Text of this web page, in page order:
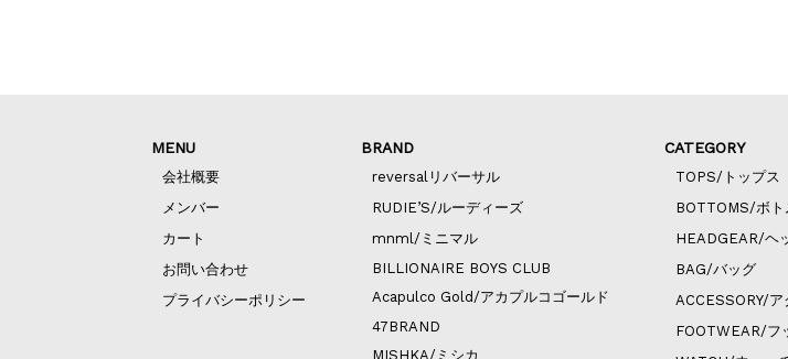
MENU
会社概要
メンバー
カート
お問い合わせ
プライバシーポリシー
BRAND
reversalリバーサル
RUDIE’S/ルーディーズ
mnml/ミニマル
BILLIONAIRE BOYS CLUB
Acapulco Gold/アカプルコゴールド
47BRAND
MISHKA/ミシカ
CATEGORY
TOPS/トップス
BOTTOMS/ボト
HEADGEAR/ヘ
BAG/バッグ
ACCESSORY/ア
FOOTWEAR/フ